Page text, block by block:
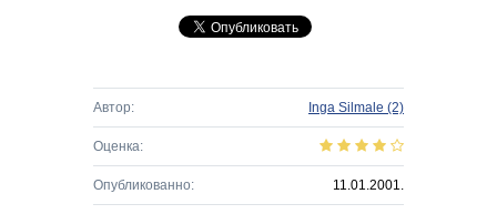
Автор: Inga Silmale (2)
Оценка:
Опубликованно: 11.01.2001.